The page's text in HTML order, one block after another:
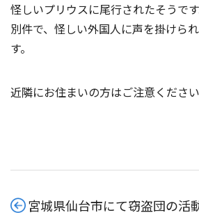
怪しいプリウスに尾行されたそうです
別件で、怪しい外国人に声を掛けら
す。
近隣にお住まいの方はご注意ください
宮城県仙台市にて窃盗団の活